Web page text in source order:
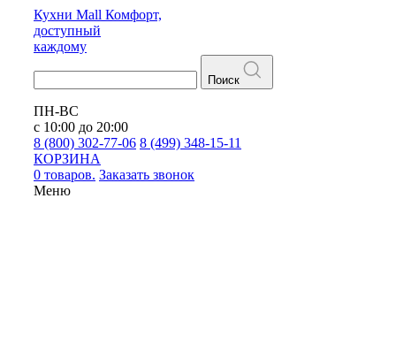
Кухни Mall Комфорт,
доступный
каждому
Поиск
ПН-ВС
с 10:00 до 20:00
8 (800) 302-77-06 8 (499) 348-15-11
КОРЗИНА
0 товаров. Заказать звонок
Меню